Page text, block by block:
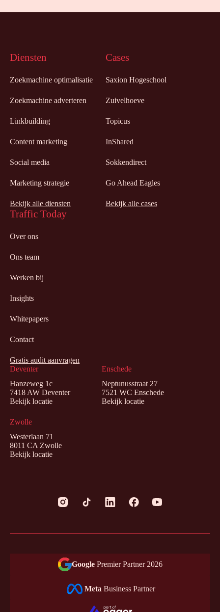
Deventer
Hanzeweg 1c
7418 AW Deventer
Bekijk locatie
Enschede
Neptunusstraat 27
7521 WC Enschede
Bekijk locatie
Zwolle
Westerlaan 71
8011 CA Zwolle
Bekijk locatie
Diensten
Zoekmachine optimalisatie
Zoekmachine adverteren
Linkbuilding
Content marketing
Social media
Marketing strategie
Bekijk alle diensten
Cases
Saxion Hogeschool
Zuivelhoeve
Topicus
InShared
Sokkendirect
Go Ahead Eagles
Bekijk alle cases
Traffic Today
Over ons
Ons team
Werken bij
Insights
Whitepapers
Contact
Gratis audit aanvragen
Google Premier Partner 2026
Meta Business Partner